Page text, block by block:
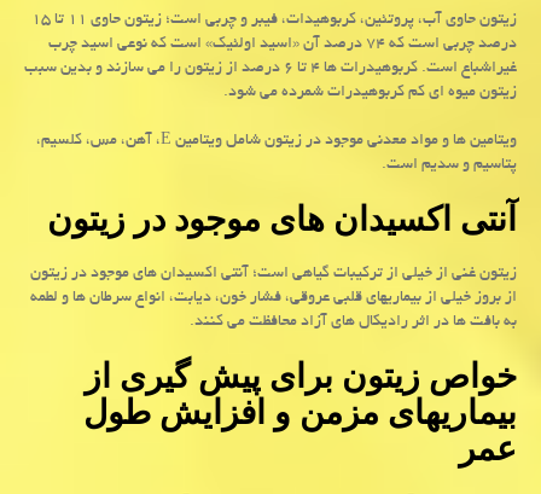
زیتون حاوی آب، پروتئین، کربوهیدات، فیبر و چربی است؛ زیتون حاوی ۱۱ تا ۱۵
درصد چربی است که ۷۴ درصد آن «اسید اولئیک» است که نوعی اسید چرب
غیراشباع است. کربوهیدرات ها ۴ تا ۶ درصد از زیتون را می سازند و بدین سبب
زیتون میوه ای کم کربوهیدرات شمرده می شود.
ویتامین ها و مواد معدنی موجود در زیتون شامل ویتامین E، آهن، مس، کلسیم،
پتاسیم و سدیم است.
آنتی اکسیدان های موجود در زیتون
زیتون غنی از خیلی از ترکیبات گیاهی است؛ آنتی اکسیدان های موجود در زیتون
از بروز خیلی از بیماریهای قلبی عروقی، فشار خون، دیابت، انواع سرطان ها و لطمه
به بافت ها در اثر رادیکال های آزاد محافظت می کنند.
خواص زیتون برای پیش گیری از
بیماریهای مزمن و افزایش طول
عمر